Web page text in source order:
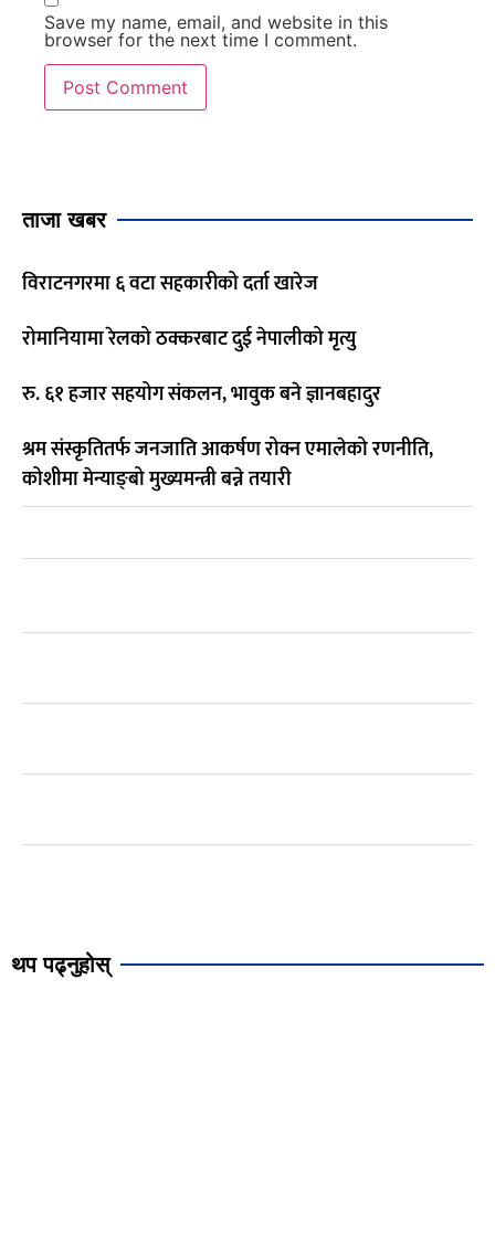
Save my name, email, and website in this
browser for the next time I comment.
ताजा खबर
विराटनगरमा ६ वटा सहकारीको दर्ता खारेज
रोमानियामा रेलको ठक्करबाट दुई नेपालीको मृत्यु
रु. ६१ हजार सहयोग संकलन, भावुक बने ज्ञानबहादुर
श्रम संस्कृतितर्फ जनजाति आकर्षण रोक्न एमालेको रणनीति,
कोशीमा मेन्याङ्बो मुख्यमन्त्री बन्ने तयारी
थप पढ्नुहोस्